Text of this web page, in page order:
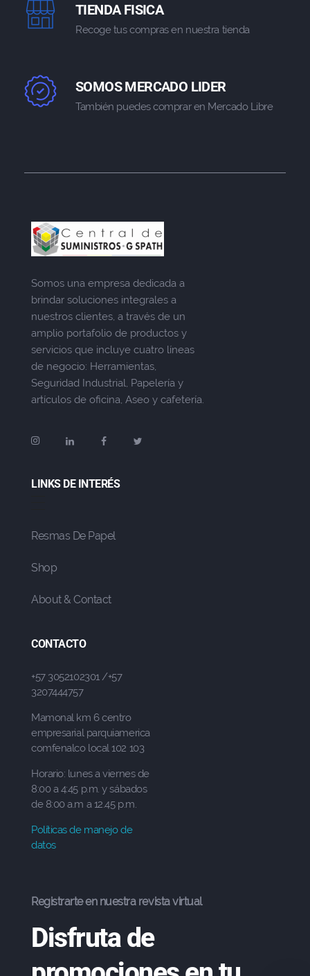
TIENDA FISICA
Recoge tus compras en nuestra tienda
SOMOS MERCADO LIDER
También puedes comprar en Mercado Libre
Somos una empresa dedicada a
brindar soluciones integrales a
nuestros clientes, a través de un
amplio portafolio de productos y
servicios que incluye cuatro líneas
de negocio: Herramientas,
Seguridad Industrial, Papelería y
artículos de oficina, Aseo y cafetería.
LINKS DE INTERÉS
Resmas De Papel
Shop
About & Contact
CONTACTO
+57 3052102301 /+57
3207444757
Mamonal km 6 centro
empresarial parquiamerica
comfenalco local 102 103
Horario: lunes a viernes de
8:00 a 4:45 p.m. y sábados
de 8:00 a.m a 12.45 p.m.
Políticas de manejo de
datos
Registrarte en nuestra revista virtual
Disfruta de